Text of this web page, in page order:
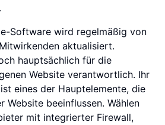
Software wird regelmäßig von
aktualisiert.
hauptsächlich für die
Website verantwortlich. Ihr
eines der Hauptelemente, die
Website beeinflussen. Wählen
mit integrierter Firewall,